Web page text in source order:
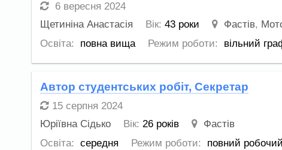
6 вересня 2024
Щетиніна Анастасія
Вік: 43 роки Фастів,
Освіта:
повна вища Режим роботи: вільний
Автор студентських робіт, Секретар
15 серпня 2024
Юріївна Сідько
Вік: 26 років
Фастів
Освіта:
середня Режим роботи: повний